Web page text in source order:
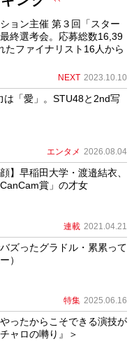
ョン主催 第３回「スター
終選考会。応募総数16,39
たファイナリスト16人から
NEXT 2023.10.10
は「愛」。STU48と2nd写
エンタメ 2026.08.04
】早稲田大学・渡邉結衣、
賞」の才女
連載 2021.04.21
ズったグラドル・累累って
）
特集 2025.06.16
ったからこそできる演技が
ャロの囀り』＞